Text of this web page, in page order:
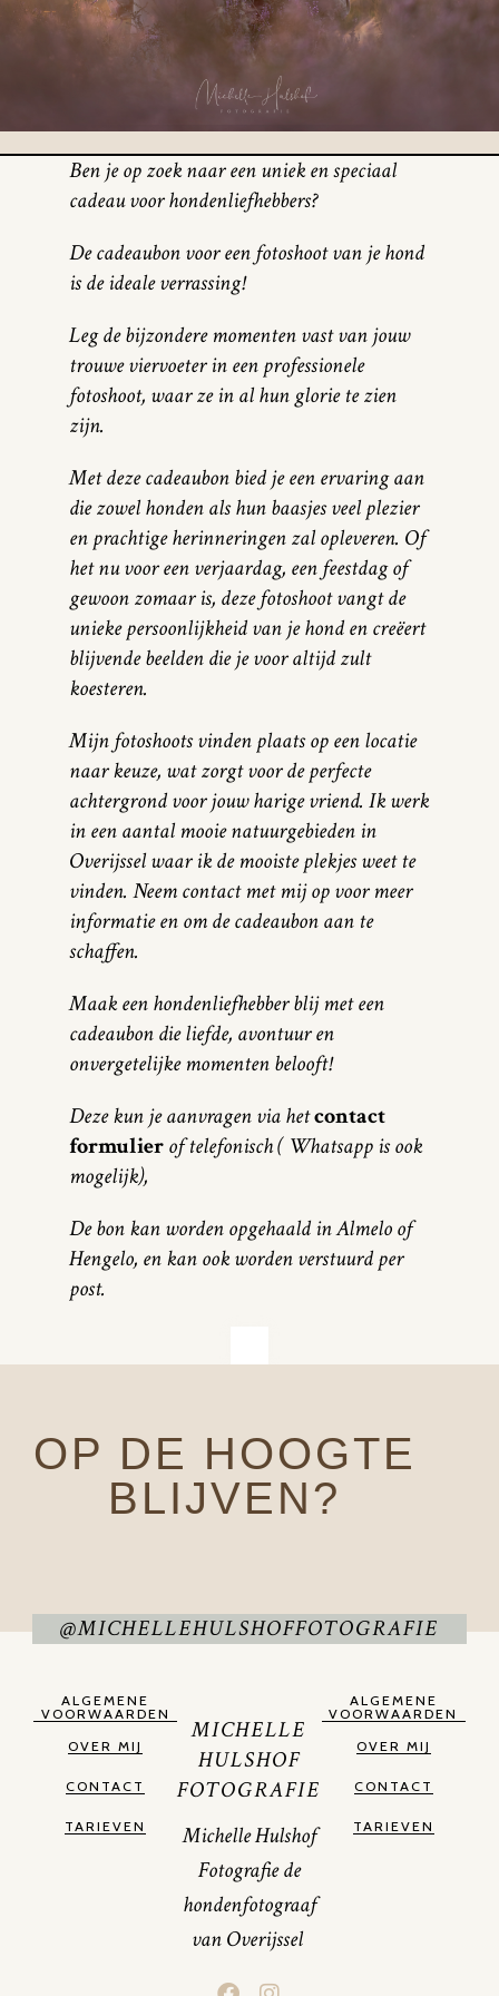
Ben je op zoek naar een uniek en speciaal
cadeau voor hondenliefhebbers?
De cadeaubon voor een fotoshoot van je hond
is de ideale verrassing!
Leg de bijzondere momenten vast van jouw
trouwe viervoeter in een professionele
fotoshoot, waar ze in al hun glorie te zien
zijn.
Met deze cadeaubon bied je een ervaring aan
die zowel honden als hun baasjes veel plezier
en prachtige herinneringen zal opleveren. Of
het nu voor een verjaardag, een feestdag of
gewoon zomaar is, deze fotoshoot vangt de
unieke persoonlijkheid van je hond en creëert
blijvende beelden die je voor altijd zult
koesteren.
Mijn fotoshoots vinden plaats op een locatie
naar keuze, wat zorgt voor de perfecte
achtergrond voor jouw harige vriend. Ik werk
in een aantal mooie natuurgebieden in
Overijssel waar ik de mooiste plekjes weet te
vinden. Neem contact met mij op voor meer
informatie en om de cadeaubon aan te
schaffen.
Maak een hondenliefhebber blij met een
cadeaubon die liefde, avontuur en
onvergetelijke momenten belooft!
Deze kun je aanvragen via hetcontact
formulierof telefonisch ( Whatsapp is ook
mogelijk),
De bon kan worden opgehaald in Almelo of
Hengelo, en kan ook worden verstuurd per
post.
OP DE HOOGTE
BLIJVEN?
@MICHELLEHULSHOFFOTOGRAFIE
ALGEMENE
VOORWAARDEN
OVER MIJ
CONTACT
TARIEVEN
MICHELLE
HULSHOF
FOTOGRAFIE
Michelle Hulshof
Fotografie de
hondenfotograaf
van Overijssel
ALGEMENE
VOORWAARDEN
OVER MIJ
CONTACT
TARIEVEN